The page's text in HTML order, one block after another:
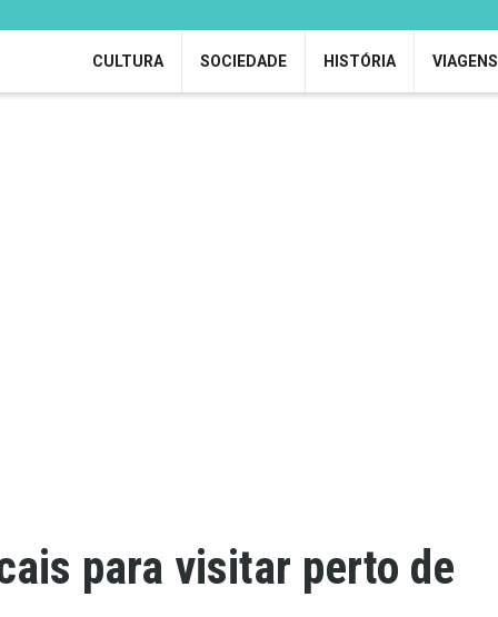
CULTURA SOCIEDADE HISTÓRIA VIAGENS
para visitar perto de